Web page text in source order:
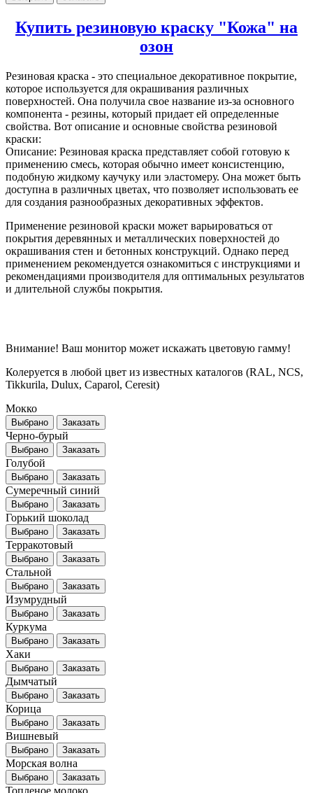
Купить резиновую краску "Кожа" на
озон
Резиновая краска - это специальное декоративное покрытие,
которое используется для окрашивания различных
поверхностей. Она получила свое название из-за основного
компонента - резины, который придает ей определенные
свойства. Вот описание и основные свойства резиновой
краски:
Описание: Резиновая краска представляет собой готовую к
применению смесь, которая обычно имеет консистенцию,
подобную жидкому каучуку или эластомеру. Она может быть
доступна в различных цветах, что позволяет использовать ее
для создания разнообразных декоративных эффектов.
Применение резиновой краски может варьироваться от
покрытия деревянных и металлических поверхностей до
окрашивания стен и бетонных конструкций. Однако перед
применением рекомендуется ознакомиться с инструкциями и
рекомендациями производителя для оптимальных результатов
и длительной службы покрытия.
Внимание! Ваш монитор может искажать цветовую гамму!
Колеруется в любой цвет из известных каталогов (RAL, NCS,
Tikkurila, Dulux, Caparol, Ceresit)
Мокко
Выбрано Заказать
Черно-бурый
Выбрано Заказать
Голубой
Выбрано Заказать
Сумеречный синий
Выбрано Заказать
Горький шоколад
Выбрано Заказать
Терракотовый
Выбрано Заказать
Стальной
Выбрано Заказать
Изумрудный
Выбрано Заказать
Куркума
Выбрано Заказать
Хаки
Выбрано Заказать
Дымчатый
Выбрано Заказать
Корица
Выбрано Заказать
Вишневый
Выбрано Заказать
Морская волна
Выбрано Заказать
Топленое молоко